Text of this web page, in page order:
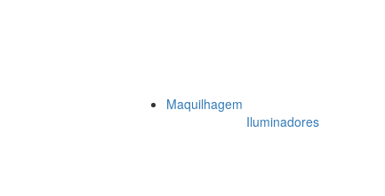
Maquilhagem
Iluminadores